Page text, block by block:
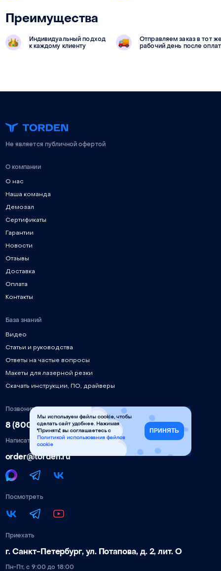
Преимущества
Индивидуальный подход
к каждому клиенту
Отправляем заказ в тот
рабочий день после
Не является публичной офертой
О компании
О нас
Наша команда
Демозал
Сертификаты
Гарантии
Новости
Отзывы
Доставка
Оплата
Контакты
База знаний
Видео
Статьи и руководства
Ответы на частые вопросы
Макеты для лазерной резки
Скачать инструкции, ПО, драйверы
Позвонить
8 (800) 777-90-58
Написать
order@torden.ru
Посмотреть
Приехать
г. Санкт-Петербург, ул. Потапова, д. 2, лит. О
Пн-Пт, с 9:00 до 18:00
Мы используем файлы cookie, чтобы
сделать сайт удобнее. Нажимая
"Принять", вы соглашаетесь с
Политикой использования файлов
cookie
ПРИНЯТЬ